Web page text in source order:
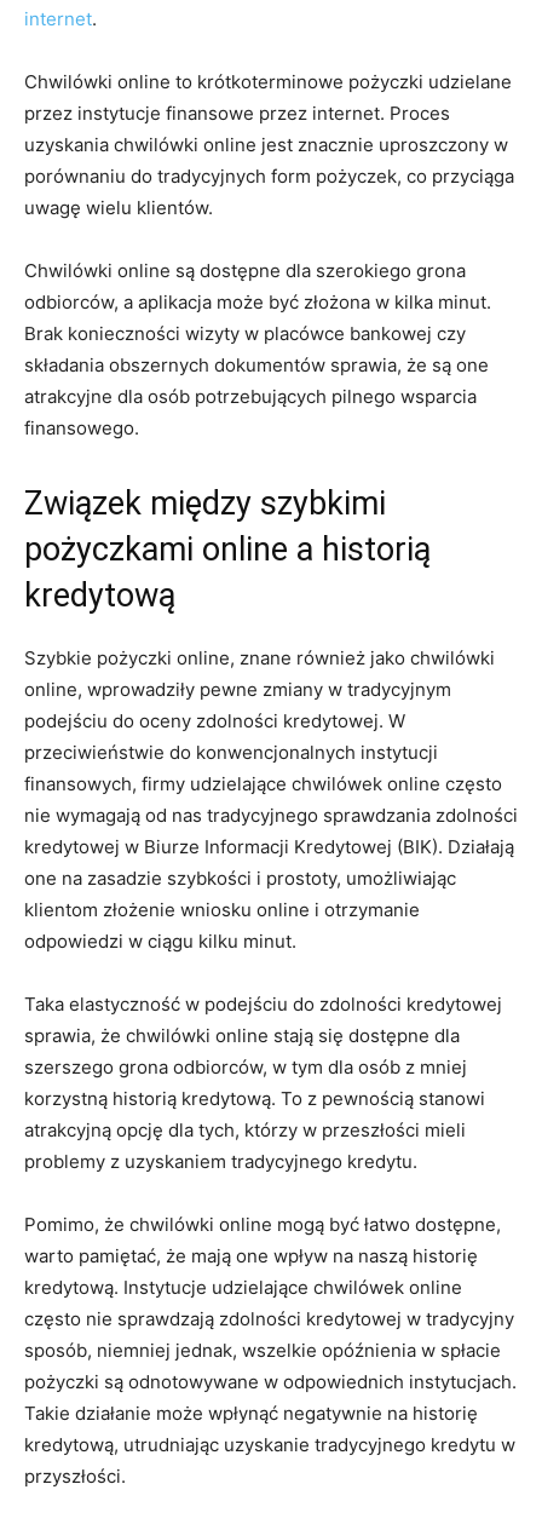
internet.
Chwilówki online to krótkoterminowe pożyczki udzielane
przez instytucje finansowe przez internet. Proces
uzyskania chwilówki online jest znacznie uproszczony w
porównaniu do tradycyjnych form pożyczek, co przyciąga
uwagę wielu klientów.
Chwilówki online są dostępne dla szerokiego grona
odbiorców, a aplikacja może być złożona w kilka minut.
Brak konieczności wizyty w placówce bankowej czy
składania obszernych dokumentów sprawia, że są one
atrakcyjne dla osób potrzebujących pilnego wsparcia
finansowego.
Związek między szybkimi
pożyczkami online a historią
kredytową
Szybkie pożyczki online, znane również jako chwilówki
online, wprowadziły pewne zmiany w tradycyjnym
podejściu do oceny zdolności kredytowej. W
przeciwieństwie do konwencjonalnych instytucji
finansowych, firmy udzielające chwilówek online często
nie wymagają od nas tradycyjnego sprawdzania zdolności
kredytowej w Biurze Informacji Kredytowej (BIK). Działają
one na zasadzie szybkości i prostoty, umożliwiając
klientom złożenie wniosku online i otrzymanie
odpowiedzi w ciągu kilku minut.
Taka elastyczność w podejściu do zdolności kredytowej
sprawia, że chwilówki online stają się dostępne dla
szerszego grona odbiorców, w tym dla osób z mniej
korzystną historią kredytową. To z pewnością stanowi
atrakcyjną opcję dla tych, którzy w przeszłości mieli
problemy z uzyskaniem tradycyjnego kredytu.
Pomimo, że chwilówki online mogą być łatwo dostępne,
warto pamiętać, że mają one wpływ na naszą historię
kredytową. Instytucje udzielające chwilówek online
często nie sprawdzają zdolności kredytowej w tradycyjny
sposób, niemniej jednak, wszelkie opóźnienia w spłacie
pożyczki są odnotowywane w odpowiednich instytucjach.
Takie działanie może wpłynąć negatywnie na historię
kredytową, utrudniając uzyskanie tradycyjnego kredytu w
przyszłości.